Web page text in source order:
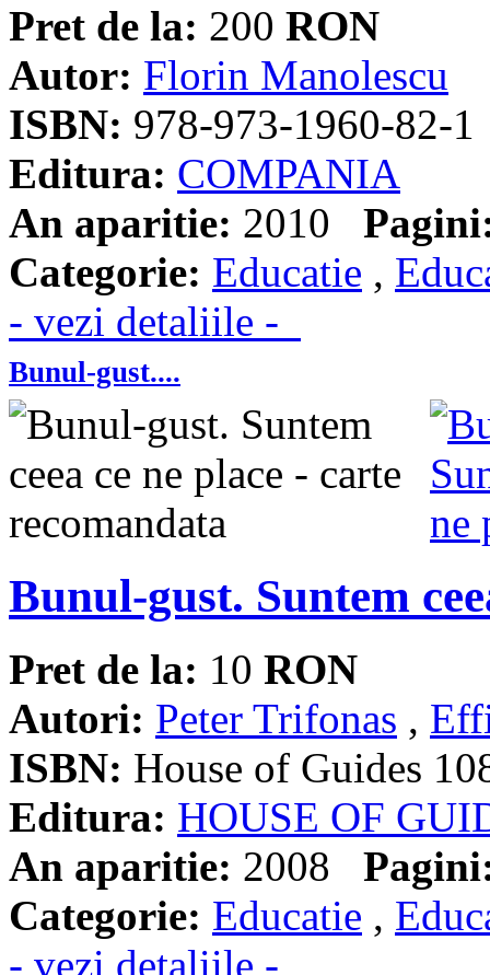
Pret de la: 200 RON
Autor: Florin Manolescu
ISBN: 978-973-1960-82-1
Editura: COMPANIA
An aparitie: 2010
Categorie: Educatie ,
- vezi detaliile -
Bunul-gust....
Bunul-gust. Suntem
Pret de la: 10 RON
Autori: Peter Trifonas ,
ISBN: House of Guides
Editura: HOUSE OF
An aparitie: 2008
Categorie: Educatie ,
- vezi detaliile -